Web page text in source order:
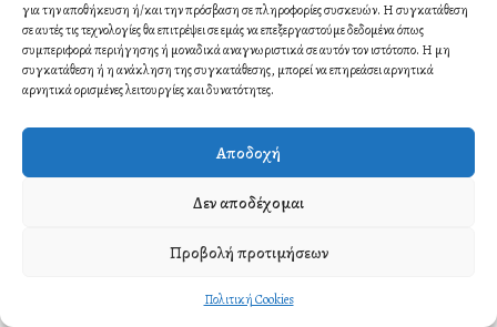
για την αποθήκευση ή/και την πρόσβαση σε πληροφορίες συσκευών. Η συγκατάθεση
σε αυτές τις τεχνολογίες θα επιτρέψει σε εμάς να επεξεργαστούμε δεδομένα όπως
συμπεριφορά περιήγησης ή μοναδικά αναγνωριστικά σε αυτόν τον ιστότοπο. Η μη
συγκατάθεση ή η ανάκληση της συγκατάθεσης, μπορεί να επηρεάσει αρνητικά
αρνητικά ορισμένες λειτουργίες και δυνατότητες.
Αποδοχή
Δεν αποδέχομαι
Προβολή προτιμήσεων
Πολιτική Cookies